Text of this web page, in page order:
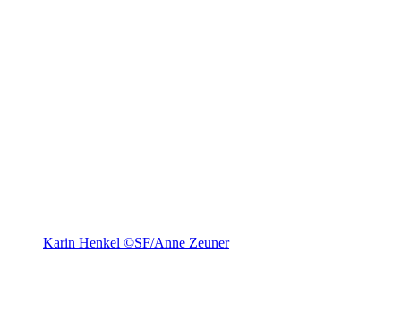
Karin Henkel ©SF/Anne Zeuner